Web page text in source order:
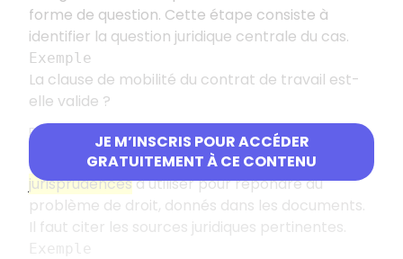
JE M’INSCRIS POUR ACCÉDER
GRATUITEMENT À CE CONTENU
forme de question. Cette étape consiste à
identifier la question juridique centrale du cas.
Exemple
La clause de mobilité du contrat de travail est-
elle valide ?
R pour Règles de droit
Ce sont tous lesarticles de loiet les
jurisprudencesà utiliser pour répondre au
problème de droit, donnés dans les documents.
Il faut citer les sources juridiques pertinentes.
Exemple